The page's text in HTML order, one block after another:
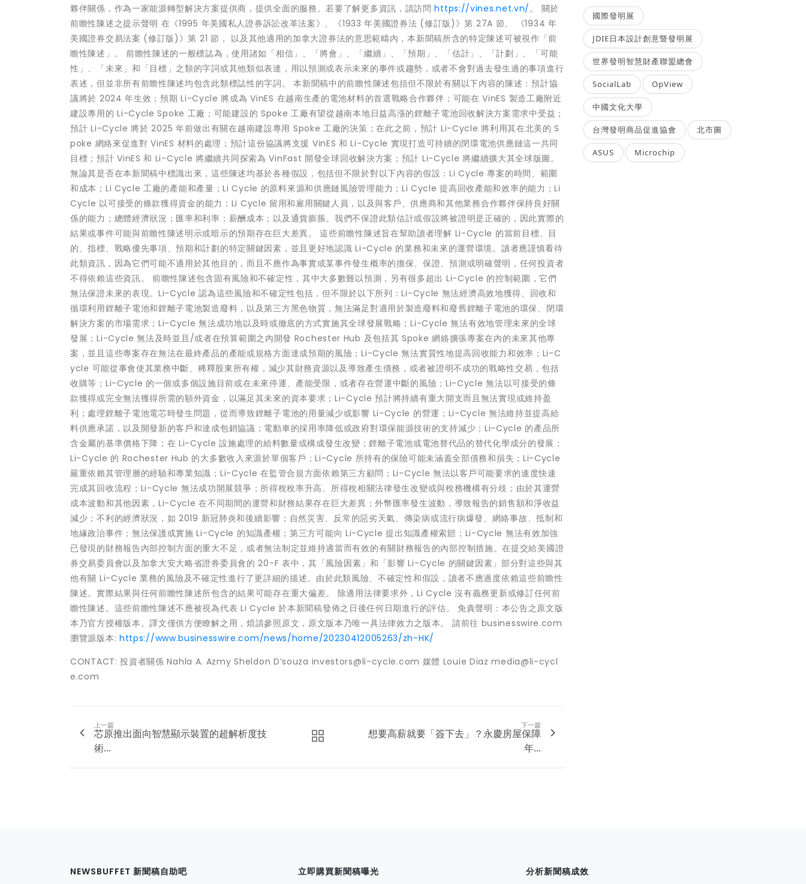
夥伴關係，作為一家能源轉型解決方案提供商，提供全面的服務。若要了解更多資訊，請訪問https://vines.net.vn/。 關於
前瞻性陳述之提示聲明 在《1995 年美國私人證券訴訟改革法案》、《1933 年美國證券法 (修訂版)》第 27A 節、 《1934 年
美國證券交易法案 (修訂版)》第 21 節， 以及其他適用的加拿大證券法的意思範疇內，本新聞稿所含的特定陳述可被視作「前
瞻性陳述」。 前瞻性陳述的一般標誌為，使用諸如「相信」、「將會」、「繼續」、「預期」、「估計」、「計劃」、「可能
性」、「未來」和「目標」之類的字詞或其他類似表達，用以預測或表示未來的事件或趨勢，或者不會對過去發生過的事項進行
表述，但並非所有前瞻性陳述均包含此類標誌性的字詞。 本新聞稿中的前瞻性陳述包括但不限於有關以下內容的陳述：預計協
議將於 2024 年生效；預期 Li-Cycle 將成為 VinES 在越南生產的電池材料的首選戰略合作夥伴；可能在 VinES 製造工廠附近
建設專用的 Li-Cycle Spoke 工廠；可能建設的 Spoke 工廠有望從越南本地日益高漲的鋰離子電池回收解決方案需求中受益；
預計 Li-Cycle 將於 2025 年前做出有關在越南建設專用 Spoke 工廠的決策；在此之前，預計 Li-Cycle 將利用其在北美的 S
poke 網絡來促進對 VinES 材料的處理；預計這份協議將支援 VinES 和 Li-Cycle 實現打造可持續的閉環電池供應鏈這一共同
目標；預計 VinES 和 Li-Cycle 將繼續共同探索為 VinFast 開發全球回收解決方案；預計 Li-Cycle 將繼續擴大其全球版圖。
無論其是否在本新聞稿中標識出來，這些陳述均基於各種假設，包括但不限於對以下內容的假設：Li Cycle 專案的時間、範圍
和成本；Li Cycle 工廠的產能和產量；Li Cycle 的原料來源和供應鏈風險管理能力；Li Cycle 提高回收產能和效率的能力；Li
Cycle 以可接受的條款獲得資金的能力；Li Cycle 留用和雇用關鍵人員，以及與客戶、供應商和其他業務合作夥伴保持良好關
係的能力；總體經濟狀況；匯率和利率；薪酬成本；以及通貨膨脹。我們不保證此類估計或假設將被證明是正確的，因此實際的
結果或事件可能與前瞻性陳述明示或暗示的預期存在巨大差異。 這些前瞻性陳述旨在幫助讀者理解 Li-Cycle 的當前目標、目
的、指標、戰略優先事項、預期和計劃的特定關鍵因素，並且更好地認識 Li-Cycle 的業務和未來的運營環境。讀者應謹慎看待
此類資訊，因為它們可能不適用於其他目的，而且不應作為事實或某事件發生概率的擔保、保證、預測或明確聲明，任何投資者
不得依賴這些資訊。 前瞻性陳述包含固有風險和不確定性，其中大多數難以預測，另有很多超出 Li-Cycle 的控制範圍，它們
無法保證未來的表現。Li-Cycle 認為這些風險和不確定性包括，但不限於以下所列：Li-Cycle 無法經濟高效地獲得、回收和
循環利用鋰離子電池和鋰離子電池製造廢料，以及第三方黑色物質，無法滿足對適用於製造廢料和廢舊鋰離子電池的環保、閉環
解決方案的市場需求；Li-Cycle 無法成功地以及時或徹底的方式實施其全球發展戰略；Li-Cycle 無法有效地管理未來的全球
發展；Li-Cycle 無法及時並且/或者在預算範圍之內開發 Rochester Hub 及包括其 Spoke 網絡擴張專案在內的未來其他專
案，並且這些專案存在無法在最終產品的產能或規格方面達成預期的風險；Li-Cycle 無法實質性地提高回收能力和效率；Li-C
ycle 可能從事會使其業務中斷、稀釋股東所有權，減少其財務資源以及導致產生債務，或者被證明不成功的戰略性交易，包括
收購等；Li-Cycle 的一個或多個設施目前或在未來停運、產能受限，或者存在營運中斷的風險；Li-Cycle 無法以可接受的條
款獲得或完全無法獲得所需的額外資金，以滿足其未來的資本要求；Li-Cycle 預計將持續有重大開支而且無法實現或維持盈
利；處理鋰離子電池電芯時發生問題，從而導致鋰離子電池的用量減少或影響 Li-Cycle 的營運；Li-Cycle 無法維持並提高給
料供應承諾，以及開發新的客戶和達成包銷協議；電動車的採用率降低或政府對環保能源技術的支持減少；Li-Cycle 的產品所
含金屬的基準價格下降；在 Li-Cycle 設施處理的給料數量或構成發生改變；鋰離子電池或電池替代品的替代化學成分的發展；
Li-Cycle 的 Rochester Hub 的大多數收入來源於單個客戶；Li-Cycle 所持有的保險可能未涵蓋全部債務和損失；Li-Cycle
嚴重依賴其管理層的經驗和專業知識；Li-Cycle 在監管合規方面依賴第三方顧問；Li-Cycle 無法以客戶可能要求的速度快速
完成其回收流程；Li-Cycle 無法成功開展競爭；所得稅稅率升高、所得稅相關法律發生改變或與稅務機構有分歧；由於其運營
成本波動和其他因素，Li-Cycle 在不同期間的運營和財務結果存在巨大差異；外幣匯率發生波動，導致報告的銷售額和淨收益
減少；不利的經濟狀況，如 2019 新冠肺炎和後續影響；自然災害、反常的惡劣天氣、傳染病或流行病爆發、網絡事故、抵制和
地緣政治事件；無法保護或實施 Li-Cycle 的知識產權；第三方可能向 Li-Cycle 提出知識產權索賠；Li-Cycle 無法有效加強
已發現的財務報告內部控制方面的重大不足，或者無法制定並維持適當而有效的有關財務報告的內部控制措施。在提交給美國證
券交易委員會以及加拿大安大略省證券委員會的 20-F 表中，其「風險因素」和「影響 Li-Cycle 的關鍵因素」部分對這些與其
他有關 Li-Cycle 業務的風險及不確定性進行了更詳細的描述。由於此類風險、不確定性和假設，讀者不應過度依賴這些前瞻性
陳述。實際結果與任何前瞻性陳述所包含的結果可能存在重大偏差。 除適用法律要求外，Li Cycle 沒有義務更新或修訂任何前
瞻性陳述。這些前瞻性陳述不應被視為代表 Li Cycle 於本新聞稿發佈之日後任何日期進行的評估。 免責聲明：本公告之原文版
本乃官方授權版本。譯文僅供方便瞭解之用，煩請參照原文，原文版本乃唯一具法律效力之版本。 請前往 businesswire.com
瀏覽源版本: https://www.businesswire.com/news/home/20230412005263/zh-HK/
CONTACT: 投資者關係 Nahla A. Azmy Sheldon D’souza investors@li-cycle.com 媒體 Louie Diaz media@li-cycl
e.com
上一篇
芯原推出面向智慧顯示裝置的超解析度技
術...
下一篇
想要高薪就要「簽下去」？永慶房屋保障
年...
國際發明展
JDIE日本設計創意暨發明展
世界發明智慧財產聯盟總會
SocialLab OpView
中國文化大學
台灣發明商品促進協會 北市圖
ASUS Microchip
NEWSBUFFET 新聞稿自助吧 立即購買新聞稿曝光 分析新聞稿成效